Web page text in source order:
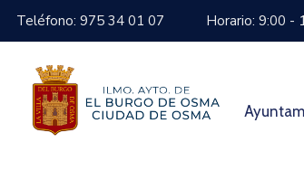
Teléfono: 975 34 01 07 Horario: 9:00 -